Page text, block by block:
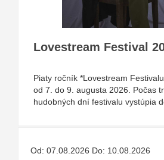
Lovestream Festival
Piaty ročník *Lovestream
od 7. do 9. augusta 2026. Počas
hudobných dní festivalu vystúpia
Od: 07.08.2026 Do: 10.08.2026